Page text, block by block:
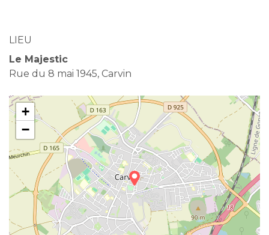
LIEU
Le Majestic
Rue du 8 mai 1945, Carvin
+
−